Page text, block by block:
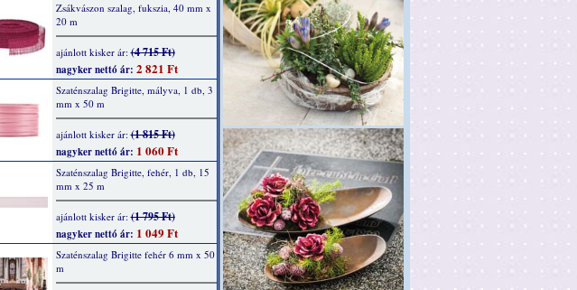
Zsákvászon szalag, fukszia, 40 mm x
20 m
ajánlott kisker ár:(4 715 Ft)
nagyker nettó ár: 2 821 Ft
Szaténszalag Brigitte, mályva, 1 db, 3
mm x 50 m
ajánlott kisker ár:(1 815 Ft)
nagyker nettó ár: 1 060 Ft
Szaténszalag Brigitte, fehér, 1 db, 15
mm x 25 m
ajánlott kisker ár:(1 795 Ft)
nagyker nettó ár: 1 049 Ft
Szaténszalag Brigitte fehér 6 mm x 50
m